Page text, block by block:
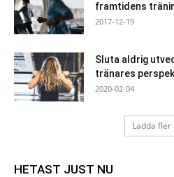
framtidens
2017-12-19
Sluta aldrig
tränares
2020-02-04
Ladda fler
HETAST JUST NU